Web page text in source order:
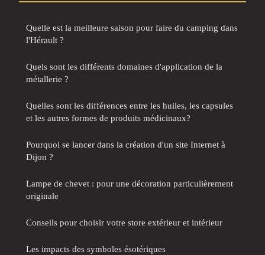
Quelle est la meilleure saison pour faire du camping dans
l'Hérault ?
Quels sont les différents domaines d'application de la
métallerie ?
Quelles sont les différences entre les huiles, les capsules
et les autres formes de produits médicinaux?
Pourquoi se lancer dans la création d'un site Internet à
Dijon ?
Lampe de chevet : pour une décoration particulièrement
originale
Conseils pour choisir votre store extérieur et intérieur
Les impacts des symboles ésotériques